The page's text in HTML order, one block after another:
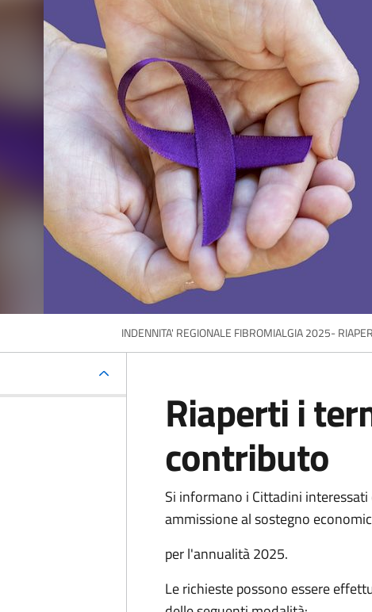
INDENNITA' REGIONALE FIBROMIALGIA 2025-
Riaperti i
contributo
Si informano i Cittadini
ammissione al sostegno
per l'annualità 2025.
Le richieste possono essere